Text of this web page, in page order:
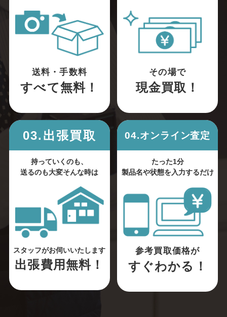
送料・手数料
すべて無料！
その場で
現金買取！
03.出張買取
持っていくのも、
送るのも大変そんな時は
スタッフがお伺いいたします
出張費用無料！
04.オンライン査定
たった1分
製品名や状態を入力するだけ
参考買取価格が
すぐわかる！